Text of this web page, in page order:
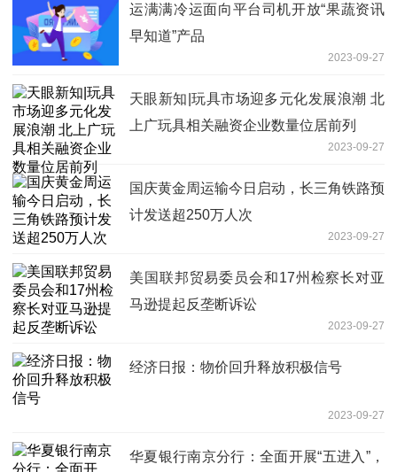
运满满冷运面向平台司机开放“果蔬资讯
早知道”产品
2023-09-27
天眼新知|玩具市场迎多元化发展浪潮 北
上广玩具相关融资企业数量位居前列
2023-09-27
国庆黄金周运输今日启动，长三角铁路预
计发送超250万人次
2023-09-27
美国联邦贸易委员会和17州检察长对亚
马逊提起反垄断诉讼
2023-09-27
经济日报：物价回升释放积极信号
2023-09-27
华夏银行南京分行：全面开展“五进入”，